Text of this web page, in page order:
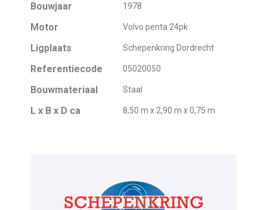
Bouwjaar 1978
Motor Volvo penta 24pk
Ligplaats Schepenkring Dordrecht
Referentiecode 05020050
Bouwmateriaal Staal
L x B x D ca 8,50 m x 2,90 m x 0,75 m